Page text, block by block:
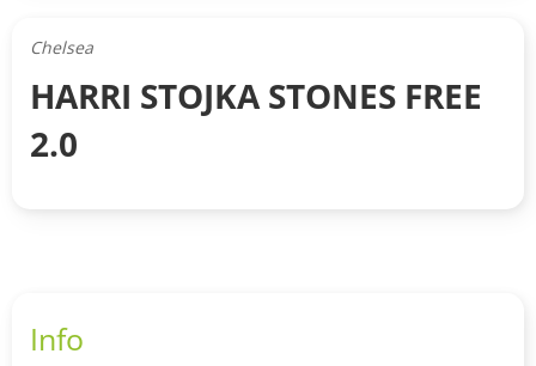
Chelsea
HARRI STOJKA STONES FREE
2.0
Info